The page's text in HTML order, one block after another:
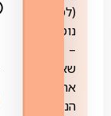
(למידע
נוסף
–
שאל
את
הנציג)